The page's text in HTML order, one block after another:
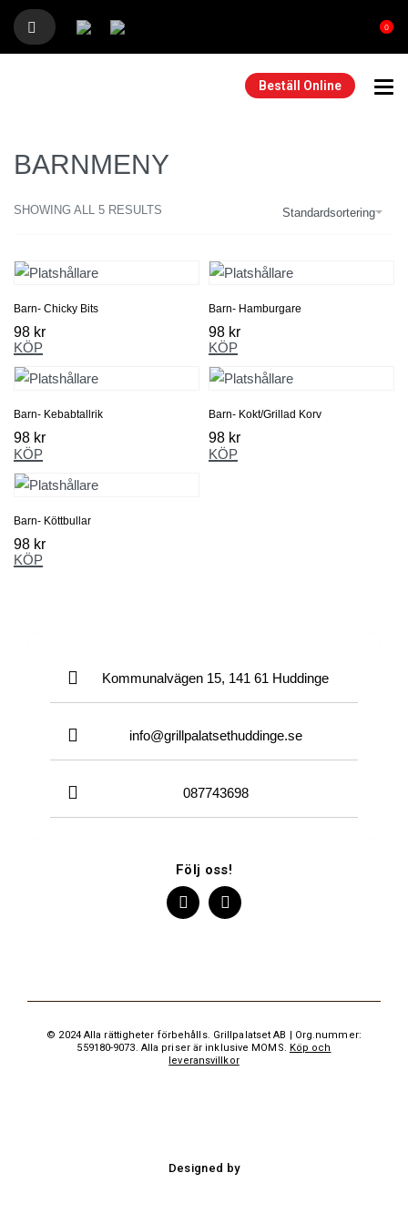
0
Beställ Online
BARNMENY
SHOWING ALL 5 RESULTS Standardsortering
Barn- Chicky Bits
98 kr
KÖP
Barn- Hamburgare
98 kr
KÖP
Barn- Kebabtallrik
98 kr
KÖP
Barn- Kokt/Grillad Korv
98 kr
KÖP
Barn- Köttbullar
98 kr
KÖP
Kommunalvägen 15, 141 61 Huddinge
info@grillpalatsethuddinge.se
087743698
Följ oss!
© 2024 Alla rättigheter förbehålls. Grillpalatset AB | Org.nummer:
559180-9073. Alla priser är inklusive MOMS. Köp och
leveransvillkor
Designed by